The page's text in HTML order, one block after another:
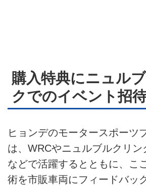
お問い合せ
広告掲載について
購入特典にニュル
クでのイベント招
ヒョンデのモータースポーツ
は、WRCやニュルブルクリン
などで活躍するとともに、こ
術を市販車両にフィードバッ